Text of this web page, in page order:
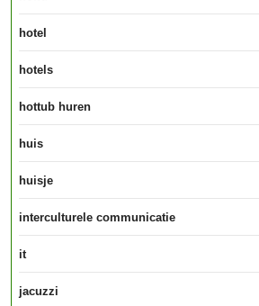
hotel
hotels
hottub huren
huis
huisje
interculturele communicatie
it
jacuzzi